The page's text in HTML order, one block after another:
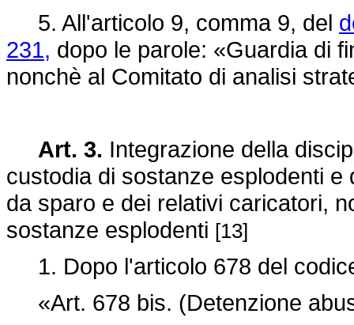
5. All'articolo 9, comma 9, del
231, dopo le parole: «Guardia di
nonchè al Comitato di analisi
Art. 3. Integrazione della
custodia di sostanze esplodenti
da sparo e dei relativi caricatori,
sostanze esplodenti [13]
1. Dopo l'articolo 678 del
«Art. 678 bis. (Detenzione